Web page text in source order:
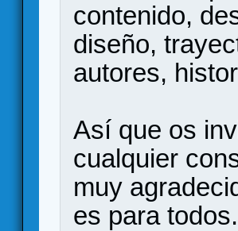
contenido,
diseño,
autores,
Así que os
cualquier
muy
es para todos.